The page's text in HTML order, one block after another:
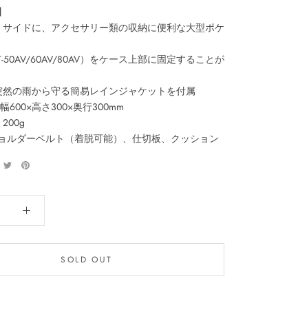
イドに、アクセサリー類の収納に便利な大型ポケ
50AV/60AV/80AV）をケース上部に固定することが
の雨から守る簡易レインジャケットを付属
600×高さ300×奥行300mm
200g
ルダーベルト（着脱可能）、仕切板、クッション
SOLD OUT